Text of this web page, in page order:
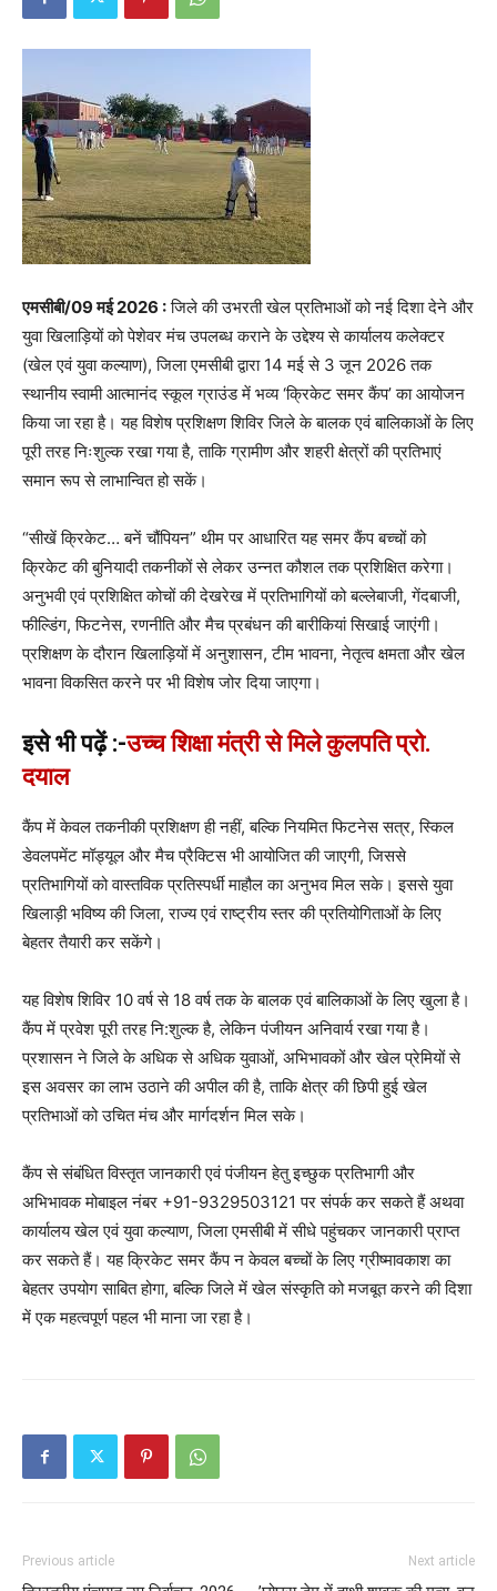
एमसीबी/09 मई 2026 :जिले की उभरती खेल प्रतिभाओं को नई दिशा देने और
युवा खिलाड़ियों को पेशेवर मंच उपलब्ध कराने के उद्देश्य से कार्यालय कलेक्टर
(खेल एवं युवा कल्याण), जिला एमसीबी द्वारा 14 मई से 3 जून 2026 तक
स्थानीय स्वामी आत्मानंद स्कूल ग्राउंड में भव्य ‘क्रिकेट समर कैंप’ का आयोजन
किया जा रहा है। यह विशेष प्रशिक्षण शिविर जिले के बालक एवं बालिकाओं के लिए
पूरी तरह निःशुल्क रखा गया है, ताकि ग्रामीण और शहरी क्षेत्रों की प्रतिभाएं
समान रूप से लाभान्वित हो सकें।
“सीखें क्रिकेट… बनें चौंपियन” थीम पर आधारित यह समर कैंप बच्चों को
क्रिकेट की बुनियादी तकनीकों से लेकर उन्नत कौशल तक प्रशिक्षित करेगा।
अनुभवी एवं प्रशिक्षित कोचों की देखरेख में प्रतिभागियों को बल्लेबाजी, गेंदबाजी,
फील्डिंग, फिटनेस, रणनीति और मैच प्रबंधन की बारीकियां सिखाई जाएंगी।
प्रशिक्षण के दौरान खिलाड़ियों में अनुशासन, टीम भावना, नेतृत्व क्षमता और खेल
भावना विकसित करने पर भी विशेष जोर दिया जाएगा।
इसे भी पढ़ें :-उच्च शिक्षा मंत्री से मिले कुलपति प्रो.
दयाल
कैंप में केवल तकनीकी प्रशिक्षण ही नहीं, बल्कि नियमित फिटनेस सत्र, स्किल
डेवलपमेंट मॉड्यूल और मैच प्रैक्टिस भी आयोजित की जाएगी, जिससे
प्रतिभागियों को वास्तविक प्रतिस्पर्धी माहौल का अनुभव मिल सके। इससे युवा
खिलाड़ी भविष्य की जिला, राज्य एवं राष्ट्रीय स्तर की प्रतियोगिताओं के लिए
बेहतर तैयारी कर सकेंगे।
यह विशेष शिविर 10 वर्ष से 18 वर्ष तक के बालक एवं बालिकाओं के लिए खुला है।
कैंप में प्रवेश पूरी तरह नि:शुल्क है, लेकिन पंजीयन अनिवार्य रखा गया है।
प्रशासन ने जिले के अधिक से अधिक युवाओं, अभिभावकों और खेल प्रेमियों से
इस अवसर का लाभ उठाने की अपील की है, ताकि क्षेत्र की छिपी हुई खेल
प्रतिभाओं को उचित मंच और मार्गदर्शन मिल सके।
कैंप से संबंधित विस्तृत जानकारी एवं पंजीयन हेतु इच्छुक प्रतिभागी और
अभिभावक मोबाइल नंबर +91-9329503121 पर संपर्क कर सकते हैं अथवा
कार्यालय खेल एवं युवा कल्याण, जिला एमसीबी में सीधे पहुंचकर जानकारी प्राप्त
कर सकते हैं। यह क्रिकेट समर कैंप न केवल बच्चों के लिए ग्रीष्मावकाश का
बेहतर उपयोग साबित होगा, बल्कि जिले में खेल संस्कृति को मजबूत करने की दिशा
में एक महत्वपूर्ण पहल भी माना जा रहा है।
Previous article Next article